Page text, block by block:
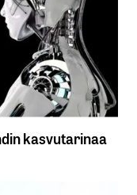
kasvutarinaa